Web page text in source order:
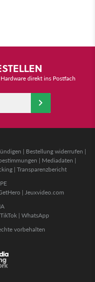
direkt ins Postfach
| Bestellung widerrufen |
| Mediadaten |
| Transparenzbericht
| Jeuxvideo.com
TikTok | WhatsApp
vorbehalten